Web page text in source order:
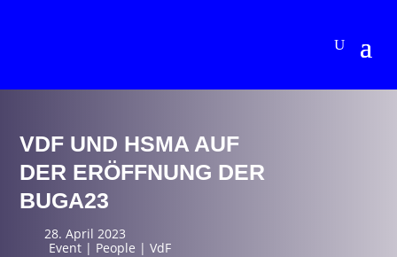
VDF UND HSMA AUF
DER ERÖFFNUNG DER
BUGA23
28. April 2023
Event| People | VdF